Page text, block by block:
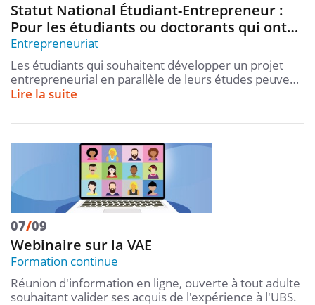
Statut National Étudiant-Entrepreneur :
Pour les étudiants ou doctorants qui ont…
Entrepreneuriat
Les étudiants qui souhaitent développer un projet
entrepreneurial en parallèle de leurs études peuve…
Lire la suite
07/09
Webinaire sur la VAE
Formation continue
Réunion d'information en ligne, ouverte à tout adulte
souhaitant valider ses acquis de l'expérience à l'UBS.